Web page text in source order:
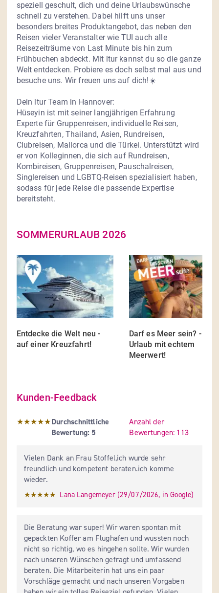
speziell geschult, dich und deine Urlaubswünsche
schnell zu verstehen. Dabei hilft uns unser
besonders breites Produktangebot, das neben den
Reisen vieler Veranstalter wie TUI auch alle
Reisezeiträume von Last Minute bis hin zum
Frühbuchen abdeckt. Mit ltur kannst du so die ganze
Welt entdecken. Probiere es doch selbst mal aus und
besuche uns. Wir freuen uns auf dich!☀️
Dein ltur Team in Hannover:
Hüseyin ist mit seiner langjährigen Erfahrung
Experte für Gruppenreisen, individuelle Reisen,
Kreuzfahrten, Thailand, Asien, Rundreisen,
Clubreisen, Mallorca und die Türkei. Unterstützt wird
er von Kolleginnen, die sich auf Rundreisen,
Kombireisen, Gruppenreisen, Pauschalreisen,
Singlereisen und LGBTQ-Reisen spezialisiert haben,
sodass für jede Reise die passende Expertise
bereitsteht.
SOMMERURLAUB 2026
Entdecke die Welt neu -
auf einer Kreuzfahrt!
Darf es Meer sein? - Dein
Urlaub mit echtem
Meerwert!
Kunden-Feedback
★★★★★Durchschnittliche Bewertung: 5 Sterne
Durchschnittliche
Bewertung: 5
Anzahl der
Bewertungen: 113
Vielen Dank an Frau Stoffel,ich wurde sehr
freundlich und kompetent beraten.ich komme
wieder.
★★★★★ Lana Langemeyer (29/07/2026, in Google)
Die Beratung war super! Wir waren spontan mit
gepackten Koffer am Flughafen und wussten noch
nicht so richtig, wo es hingehen sollte. Wir wurden
nach unseren Wünschen gefragt und umfassend
beraten. Die Mitarbeiterin hat uns ein paar
Vorschläge gemacht und nach unseren Vorgaben